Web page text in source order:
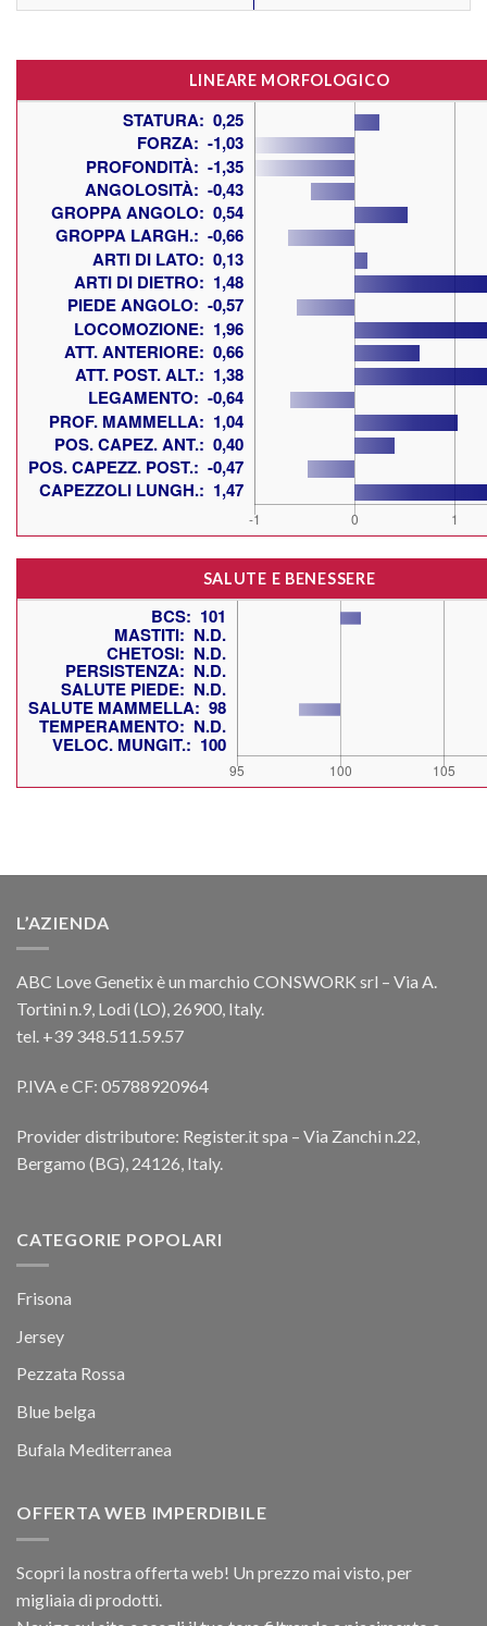
LINEARE MORFOLOGICO
SALUTE E BENESSERE
L’AZIENDA
ABC Love Genetix è un marchio CONSWORK srl – Via A.
Tortini n.9, Lodi (LO), 26900, Italy.
tel. +39 348.511.59.57
P.IVA e CF: 05788920964
Provider distributore: Register.it spa – Via Zanchi n.22,
Bergamo (BG), 24126, Italy.
CATEGORIE POPOLARI
Frisona
Jersey
Pezzata Rossa
Blue belga
Bufala Mediterranea
OFFERTA WEB IMPERDIBILE
Scopri la nostra offerta web! Un prezzo mai visto, per
migliaia di prodotti.